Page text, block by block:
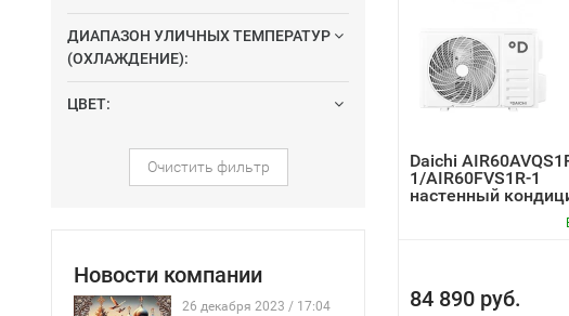
ДИАПАЗОН УЛИЧНЫХ ТЕМПЕРАТУР
(ОХЛАЖДЕНИЕ):
ЦВЕТ:
Очистить фильтр
Новости компании
26 декабря 2023 / 17:04
все
удаленный
договора. К тому
возможность
Daichi
1/AIR60FVS1R-1
настенный
84 890 руб.